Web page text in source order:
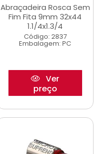
Abraçadeira Rosca Sem
Fim Fita 9mm 32x44
1.1/4x1.3/4
Código: 2837
Embalagem: PC
Ver
preço